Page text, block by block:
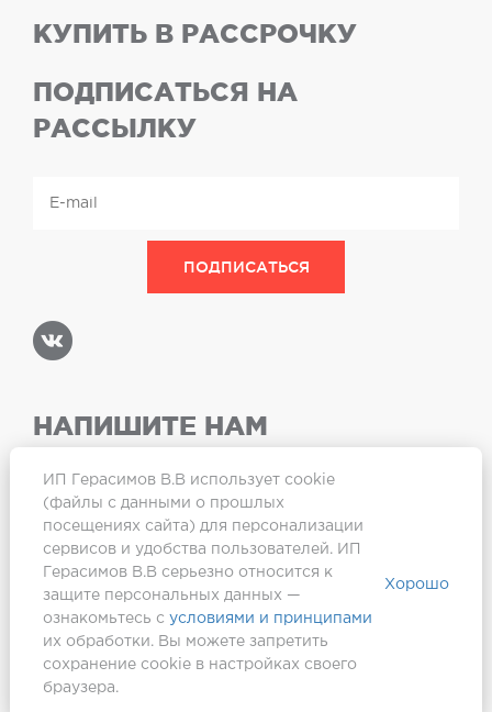
КУПИТЬ В РАССРОЧКУ
ПОДПИСАТЬСЯ НА
РАССЫЛКУ
НАПИШИТЕ НАМ
ИП Герасимов В.В использует cookie
(файлы с данными о прошлых
посещениях сайта) для персонализации
сервисов и удобства пользователей. ИП
Герасимов В.В серьезно относится к
защите персональных данных —
ознакомьтесь с условиями и принципами
их обработки. Вы можете запретить
сохранение cookie в настройках своего
браузера.
Хорошо